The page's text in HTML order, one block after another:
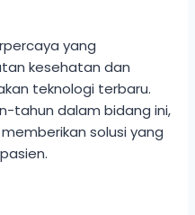
yang
kesehatan dan
teknologi terbaru.
tahun dalam bidang ini,
solusi yang